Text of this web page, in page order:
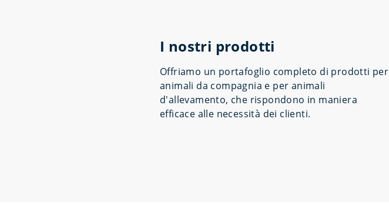
I nostri prodotti
Offriamo un portafoglio completo di prodotti per
animali da compagnia e per animali
d'allevamento, che rispondono in maniera
efficace alle necessità dei clienti.